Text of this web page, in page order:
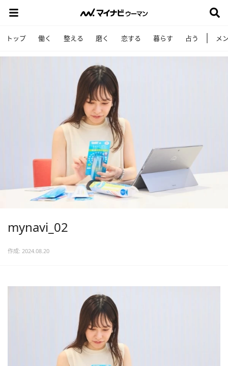
トップ 働く 整える 磨く 恋する 暮らす 占う メ
mynavi_02
作成: 2024.08.20